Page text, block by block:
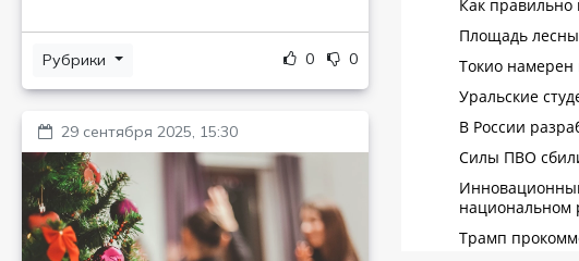
Рубрики 0 0
29 сентября 2025, 15:30